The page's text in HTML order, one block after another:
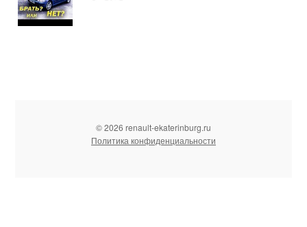
© 2026 renault-ekaterinburg.ru
Политика конфиденциальности